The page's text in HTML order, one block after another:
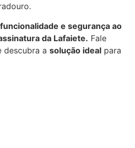
e segurança ao
da Lafaiete. Fale
descubra a solução ideal para